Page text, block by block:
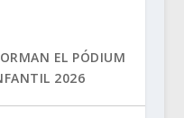
EL PÓDIUM
2026